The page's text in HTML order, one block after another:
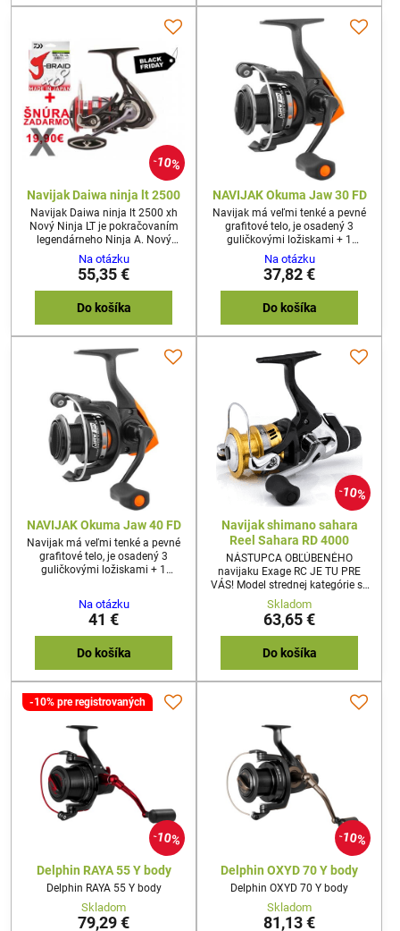
10%
Navijak Daiwa ninja lt 2500
Navijak Daiwa ninja lt 2500 xh
Nový Ninja LT je pokračovaním
legendárneho Ninja A. Nový
Ninja LT presvedčí opticky aj
technicky. Ultra hladký a
rovnomerný chod je skutočným
vrcholom. Vďaka integrácii
konceptu LT sa inžinierom DAIWA
navijaka.
Na otázku
55,35 €
Do košíka
NAVIJAK Okuma Jaw 30 FD
Navijak má veľmi tenké a pevné
grafitové telo, je osadený 3
guličkovými ložiskami + 1
valčekovým ložiskom a Quick-Set
anti-reverse systémom.​
Na otázku
37,82 €
Do košíka
NAVIJAK Okuma Jaw 40 FD
Navijak má veľmi tenké a pevné
grafitové telo, je osadený 3
guličkovými ložiskami + 1
Na otázku
41 €
Do košíka
10%
Navijak shimano sahara
Reel Sahara RD 4000
NÁSTUPCA OBĽÚBENÉHO
navijaku Exage RC JE TU PRE
VÁS! Model strednej kategórie so
zadnou brzdou, tromi nerezovými
guličkovými ložiskami a jedným
ložiskom
valčekovým.Multidisková zadná
brzda spolu s bojovou brzdou
pomáha presnému vedeniu
silných rýb. Zastudena kovaná
hliníková cievka AR-C je vhodná
šnúry. Systém kladenie vlasca
Varispeed...
Skladom
63,65 €
Do košíka
10%
-10% pre registrovaných
Delphin RAYA 55 Y body
Delphin RAYA 55 Y body
Skladom
79,29 €
10%
Delphin OXYD 70 Y body
Delphin OXYD 70 Y body
Skladom
81,13 €